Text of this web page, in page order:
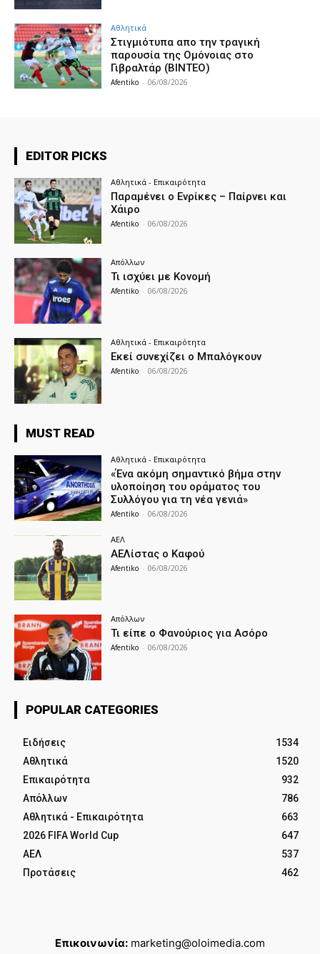
Αθλητικά
Στιγμιότυπα απο την τραγική
παρουσία της Ομόνοιας στο
Γιβραλτάρ (ΒΙΝΤΕΟ)
Afentiko - 06/08/2026
EDITOR PICKS
Αθλητικά - Επικαιρότητα
Παραμένει ο Ενρίκες – Παίρνει και
Χάιρο
Afentiko - 06/08/2026
Απόλλων
Τι ισχύει με Κονομή
Afentiko - 06/08/2026
Αθλητικά - Επικαιρότητα
Εκεί συνεχίζει ο Μπαλόγκουν
Afentiko - 06/08/2026
MUST READ
Αθλητικά - Επικαιρότητα
«Ένα ακόμη σημαντικό βήμα στην
υλοποίηση του οράματος του
Συλλόγου για τη νέα γενιά»
Afentiko - 06/08/2026
ΑΕΛ
ΑΕΛίστας ο Καφού
Afentiko - 06/08/2026
Απόλλων
Τι είπε ο Φανούριος για Ασόρο
Afentiko - 06/08/2026
POPULAR CATEGORIES
Ειδήσεις
1534
Αθλητικά
1520
Επικαιρότητα
932
Απόλλων
786
Αθλητικά - Επικαιρότητα
663
2026 FIFA World Cup
647
ΑΕΛ
537
Προτάσεις
462
Επικοινωνία: marketing@oloimedia.com